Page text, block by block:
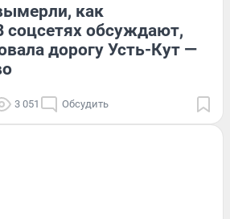
как
соцсетях обсуждают,
дорогу Усть-Кут —
3 051 Обсудить